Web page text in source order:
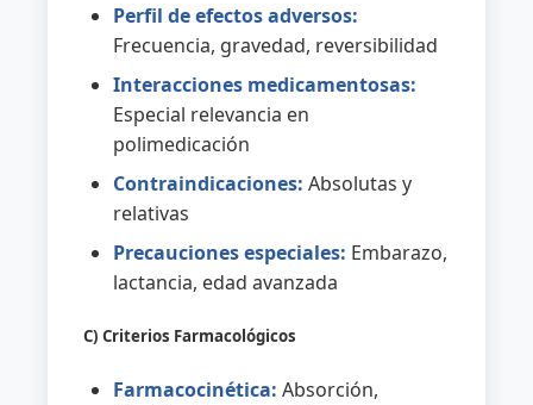
Perfil de efectos adversos:
Frecuencia, gravedad, reversibilidad
Interacciones medicamentosas:
Especial relevancia en
polimedicación
Contraindicaciones: Absolutas y
relativas
Precauciones especiales: Embarazo,
lactancia, edad avanzada
C) Criterios Farmacológicos
Farmacocinética: Absorción,